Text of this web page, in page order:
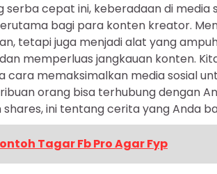
serba cepat ini, keberadaan di media
bagi para konten kreator.
tetapi juga menjadi alat yang
memperluas jangkauan konten.
cara memaksimalkan media sosial
orang bisa terhubung dengan
ini tentang cerita yang Anda
Tagar Fb Pro Agar Fyp